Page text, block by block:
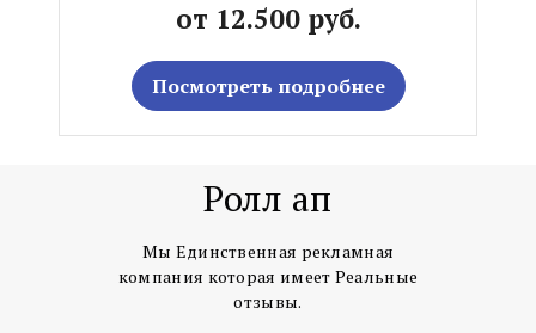
от 12.500 руб.
Посмотреть подробнее
Ролл ап
Мы Единственная рекламная
компания которая имеет Реальные
отзывы.